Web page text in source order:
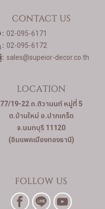
CONTACT US
02-095-6171
02-095-6172
sales@supeior-decor.co.th
LOCATION
77/19-22 ถ.ติวานนท์ หมู่ที่ 5
ต.บ้านใหม่ อ.ปากเกร็ด
จ.นนทบุรี 11120
(อิมแพคเมืองทองธานี)
FOLLOW US